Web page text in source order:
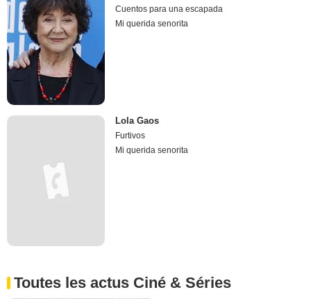
Cuentos para una escapada
Mi querida senorita
Lola Gaos
Furtivos
Mi querida senorita
Toutes les actus Ciné & Séries